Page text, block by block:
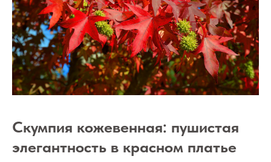
Скумпия кожевенная: пушистая
элегантность в красном платье